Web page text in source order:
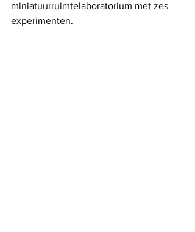
miniatuurruimtelaboratorium met zes
experimenten.